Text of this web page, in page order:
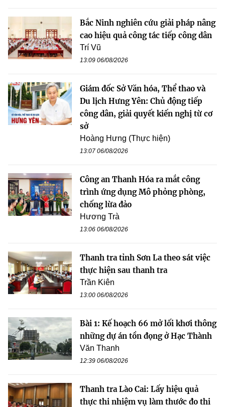
Bắc Ninh nghiên cứu giải pháp nâng
cao hiệu quả công tác tiếp công dân
Trí Vũ
13:09 06/08/2026
Giám đốc Sở Văn hóa, Thể thao và
Du lịch Hưng Yên: Chủ động tiếp
công dân, giải quyết kiến nghị từ cơ
sở
Hoàng Hưng (Thực hiện)
13:07 06/08/2026
Công an Thanh Hóa ra mắt công
trình ứng dụng Mô phỏng phòng,
chống lừa đảo
Hương Trà
13:06 06/08/2026
Thanh tra tỉnh Sơn La theo sát việc
thực hiện sau thanh tra
Trần Kiên
13:00 06/08/2026
Bài 1: Kế hoạch 66 mở lối khơi thông
những dự án tồn đọng ở Hạc Thành
Văn Thanh
12:39 06/08/2026
Thanh tra Lào Cai: Lấy hiệu quả
thực thi nhiệm vụ làm thước đo thi